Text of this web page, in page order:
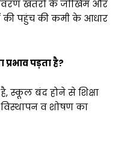
खतरों के जोखिम और
की पहुंच की कमी के आधार
पड़ता है?
स्कूल बंद होने से शिक्षा
व शोषण का